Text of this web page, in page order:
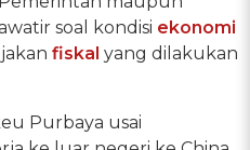
soal kondisi ekonomi
fiskal yang dilakukan
Purbaya usai